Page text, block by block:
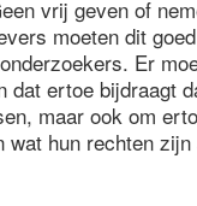
vrij geven of
moeten dit
Er
dat ertoe bijdraagt
maar ook om
wat hun rechten